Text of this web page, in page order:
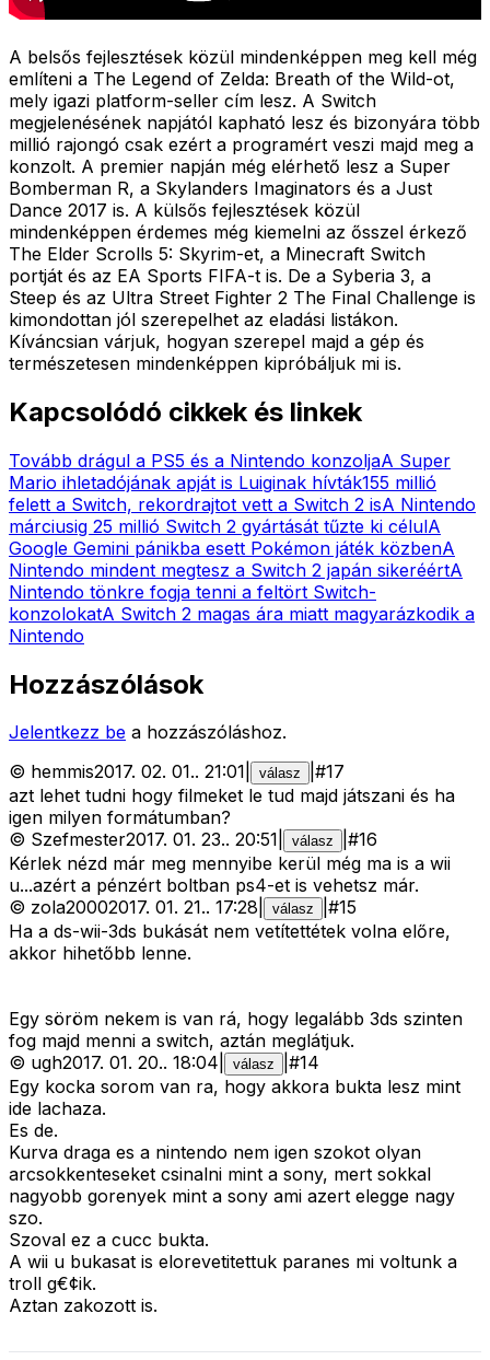
A belsős fejlesztések közül mindenképpen meg kell még
említeni a The Legend of Zelda: Breath of the Wild-ot,
mely igazi platform-seller cím lesz. A Switch
megjelenésének napjától kapható lesz és bizonyára több
millió rajongó csak ezért a programért veszi majd meg a
konzolt. A premier napján még elérhető lesz a Super
Bomberman R, a Skylanders Imaginators és a Just
Dance 2017 is. A külsős fejlesztések közül
mindenképpen érdemes még kiemelni az ősszel érkező
The Elder Scrolls 5: Skyrim-et, a Minecraft Switch
portját és az EA Sports FIFA-t is. De a Syberia 3, a
Steep és az Ultra Street Fighter 2 The Final Challenge is
kimondottan jól szerepelhet az eladási listákon.
Kíváncsian várjuk, hogyan szerepel majd a gép és
természetesen mindenképpen kipróbáljuk mi is.
Kapcsolódó cikkek és linkek
Tovább drágul a PS5 és a Nintendo konzoljaA Super
Mario ihletadójának apját is Luiginak hívták155 millió
felett a Switch, rekordrajtot vett a Switch 2 isA Nintendo
márciusig 25 millió Switch 2 gyártását tűzte ki célulA
Google Gemini pánikba esett Pokémon játék közbenA
Nintendo mindent megtesz a Switch 2 japán sikeréértA
Nintendo tönkre fogja tenni a feltört Switch-
konzolokatA Switch 2 magas ára miatt magyarázkodik a
Nintendo
Hozzászólások
Jelentkezz be a hozzászóláshoz.
© hemmis2017. 02. 01.. 21:01 válasz #17
azt lehet tudni hogy filmeket le tud majd játszani és ha
igen milyen formátumban?
© Szefmester2017. 01. 23.. 20:51 válasz #16
Kérlek nézd már meg mennyibe kerül még ma is a wii
u...azért a pénzért boltban ps4-et is vehetsz már.
© zola20002017. 01. 21.. 17:28 válasz #15
Ha a ds-wii-3ds bukását nem vetítettétek volna előre,
akkor hihetőbb lenne.
Egy söröm nekem is van rá, hogy legalább 3ds szinten
fog majd menni a switch, aztán meglátjuk.
© ugh2017. 01. 20.. 18:04 válasz #14
Egy kocka sorom van ra, hogy akkora bukta lesz mint
ide lachaza.
Es de.
Kurva draga es a nintendo nem igen szokot olyan
arcsokkenteseket csinalni mint a sony, mert sokkal
nagyobb gorenyek mint a sony ami azert elegge nagy
szo.
Szoval ez a cucc bukta.
A wii u bukasat is elorevetitettuk paranes mi voltunk a
troll g€¢ik.
Aztan zakozott is.